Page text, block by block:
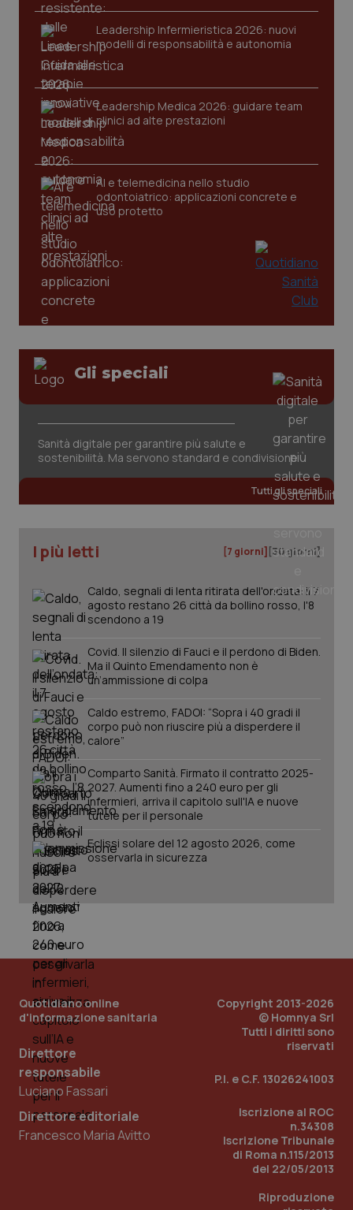
Leadership Infermieristica 2026: nuovi
modelli di responsabilità e autonomia
Leadership Medica 2026: guidare team
clinici ad alte prestazioni
AI e telemedicina nello studio
odontoiatrico: applicazioni concrete e
uso protetto
Gli speciali
Sanità digitale per garantire più salute e
sostenibilità. Ma servono standard e condivisione
Tutti gli speciali
I più letti [7 giorni] [30 giorni]
Caldo, segnali di lenta ritirata dell'ondata: il 7
agosto restano 26 città da bollino rosso, l'8
scendono a 19
Covid. Il silenzio di Fauci e il perdono di Biden.
Ma il Quinto Emendamento non è
un’ammissione di colpa
Caldo estremo, FADOI: “Sopra i 40 gradi il
corpo può non riuscire più a disperdere il
calore”
Comparto Sanità. Firmato il contratto 2025-
2027. Aumenti fino a 240 euro per gli
infermieri, arriva il capitolo sull'IA e nuove
tutele per il personale
Eclissi solare del 12 agosto 2026, come
osservarla in sicurezza
Quotidiano online
d'informazione sanitaria
Direttore
responsabile
Luciano Fassari
Direttore editoriale
Francesco Maria Avitto
Copyright 2013-2026
© Homnya Srl
Tutti i diritti sono
riservati
P.I. e C.F. 13026241003
Iscrizione al ROC
n.34308
Iscrizione Tribunale
di Roma n.115/2013
del 22/05/2013
Riproduzione
tracking-sites-ironfish-
tracking-enable
www.quotidianosanita.it
tracking-sites-ironfish-
session-id
www.quotidianosanita.it
_ga
.quotidianosanita.it
PHPSESSID
PHP.net
www.quotidianosanita.it
_ga_KM60CM4NPH .quotidianosanita.it
1